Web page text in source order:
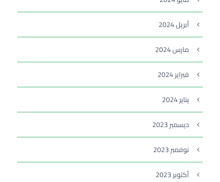
أبريل 2024
مارس 2024
فبراير 2024
يناير 2024
ديسمبر 2023
نوفمبر 2023
أكتوبر 2023